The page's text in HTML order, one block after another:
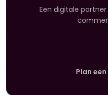
Een digitale
Plan